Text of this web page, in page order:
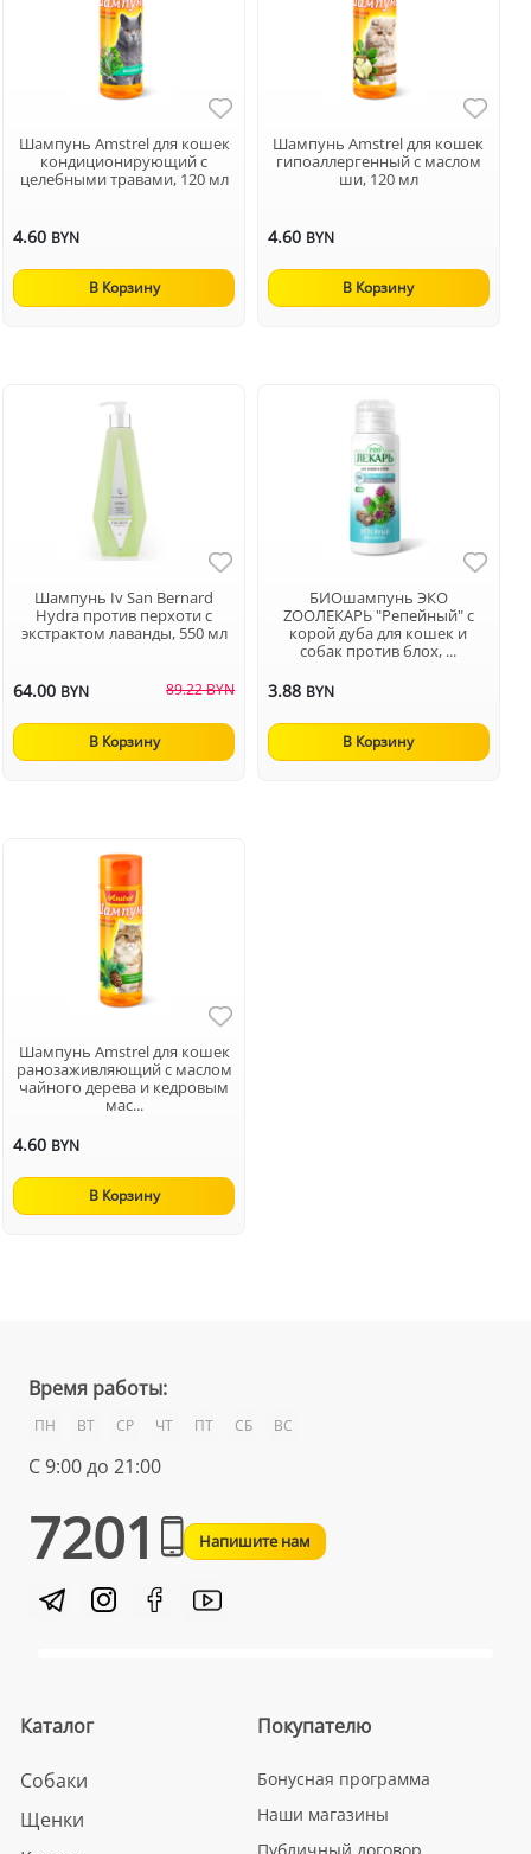
Шампунь Amstrel для кошек
кондиционирующий с
целебными травами, 120 мл
4.60 BYN
В Корзину
Шампунь Amstrel для кошек
гипоаллергенный с маслом
ши, 120 мл
4.60 BYN
В Корзину
Шампунь Iv San Bernard
Hydra против перхоти с
экстрактом лаванды, 550 мл
64.00 BYN 89.22 BYN
В Корзину
БИОшампунь ЭКО
ZOOЛЕКАРЬ "Репейный" с
корой дуба для кошек и
собак против блох, ...
3.88 BYN
В Корзину
Шампунь Amstrel для кошек
ранозаживляющий с маслом
чайного дерева и кедровым
мас...
4.60 BYN
В Корзину
Время работы:
ПН ВТ СР ЧТ ПТ СБ ВС
С 9:00 до 21:00
7201 Напишите нам
Каталог
Собаки
Щенки
Покупателю
Бонусная программа
Наши магазины